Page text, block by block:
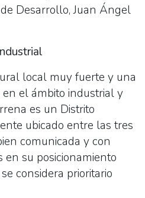
Desarrollo, Juan Ángel
local muy fuerte y una
en el ámbito industrial y
es un Distrito
ubicado entre las tres
comunicada y con
su posicionamiento
considera prioritario